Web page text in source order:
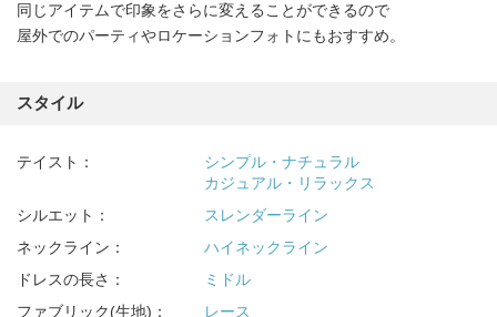
同じアイテムで印象をさらに変えることができるので
屋外でのパーティやロケーションフォトにもおすすめ。
スタイル
テイスト：
シンプル・ナチュラル
カジュアル・リラックス
シルエット：
スレンダーライン
ネックライン：
ハイネックライン
ドレスの長さ：
ミドル
ファブリック(生地)：
レース